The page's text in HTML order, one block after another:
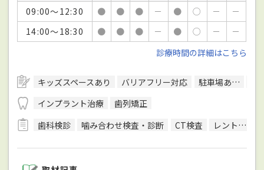
09:00～12:30
● ● ● － ● ○ －
－
14:00～18:30
● ● ● － ● ○ －
－
診療時間の詳細はこちら
キッズスペースあり バリアフリー対応 駐車場あり
インプラント治療
歯列矯正
歯科検診
噛み合わせ検査・診断 CT検査 レントゲン検査